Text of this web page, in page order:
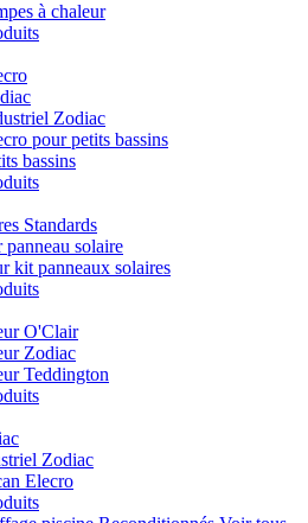
à chaleur
Zodiac
pour petits bassins
bassins
Standards
solaire
kit panneaux solaires
O'Clair
Zodiac
Teddington
Zodiac
Elecro